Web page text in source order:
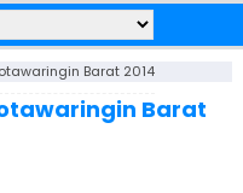
Barat 2014
Barat